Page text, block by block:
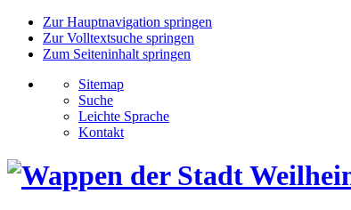
Zur Hauptnavigation springen
Zur Volltextsuche springen
Zum Seiteninhalt springen
Sitemap
Suche
Leichte Sprache
Kontakt